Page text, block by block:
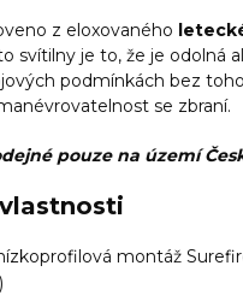
z eloxovaného
svítilny je to, že je odolná
podmínkách bez
se zbraní.
pouze na území
montáž